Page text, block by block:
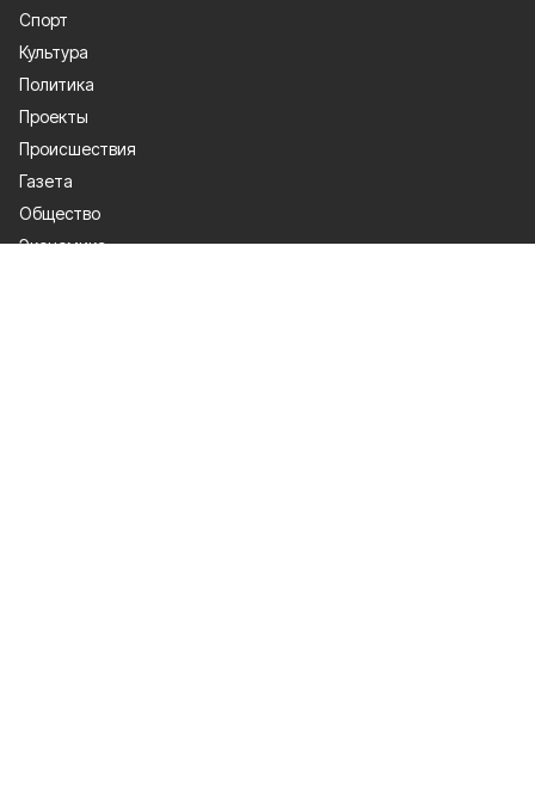
Спорт
Культура
Политика
Проекты
Происшествия
Газета
Общество
Экономика